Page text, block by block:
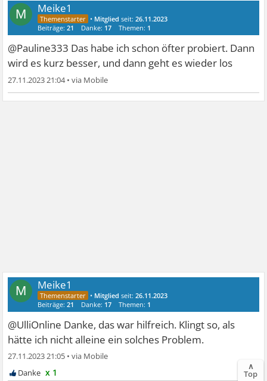
M Meike1
• Mitglied seit:26.11.2023
Beiträge:21 Danke: 17 Themen: 1
@Pauline333 Das habe ich schon öfter probiert. Dann
wird es kurz besser, und dann geht es wieder los
27.11.2023 21:04•
M Meike1
• Mitglied seit:26.11.2023
Beiträge:21 Danke: 17 Themen: 1
@UlliOnline Danke, das war hilfreich. Klingt so, als
hätte ich nicht alleine ein solches Problem.
27.11.2023 21:05 •
x 1
∧
Top